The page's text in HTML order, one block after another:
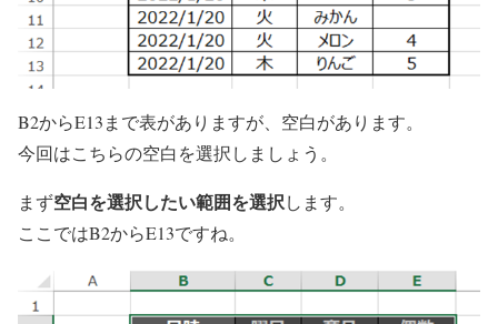
B2からE13まで表がありますが、空白があります。
今回はこちらの空白を選択しましょう。
まず空白を選択したい範囲を選択します。
ここではB2からE13ですね。